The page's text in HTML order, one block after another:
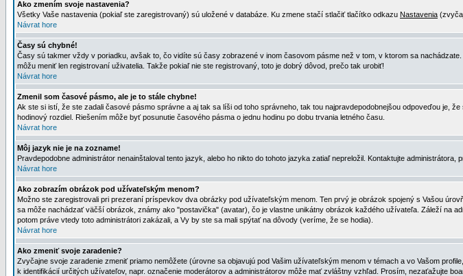
Ako zmením svoje nastavenia?
Všetky Vaše nastavenia (pokiaľ ste zaregistrovaný) sú uložené v databáze. Ku zmene stačí stlačiť tlačítko odkazu Nastavenia
Návrat hore
Časy sú chybné!
Časy sú takmer vždy v poriadku, avšak to, čo vidíte sú časy zobrazené v inom časovom pásme než v tom, v ktorom sa
môžu meniť len registrovaní uživatelia. Takže pokiaľ nie ste registrovaný, toto je dobrý dôvod, prečo tak urobiť!
Návrat hore
Zmenil som časové pásmo, ale je to stále chybne!
Ak ste si istí, že ste zadali časové pásmo správne a aj tak sa líši od toho správneho, tak tou najpravdepodobnejšou odpoveďou je,
hodinový rozdiel. Riešením môže byť posunutie časového pásma o jednu hodinu po dobu trvania letného času.
Návrat hore
Môj jazyk nie je na zozname!
Pravdepodobne administrátor nenainštaloval tento jazyk, alebo ho nikto do tohoto jazyka zatiaľ nepreložil. Kontaktujte
Návrat hore
Ako zobrazím obrázok pod užívateľským menom?
Možno ste zaregistrovali pri prezeraní príspevkov dva obrázky pod užívateľským menom. Ten prvý je obrázok spojený s Vašou
sa môže nachádzať väčší obrázok, známy ako "postavička" (avatar), čo je vlastne unikátny obrázok každého užívateľa. Záleží na
potom práve vtedy toto administrátori zakázali, a Vy by ste sa mali spýtať na dôvody (veríme, že se hodia).
Návrat hore
Ako zmeniť svoje zaradenie?
Zvyčajne svoje zaradenie zmeniť priamo nemôžete (úrovne sa objavujú pod Vašim užívateľským menom v témach a vo Vašom
k identifikácií určitých užívateľov, napr. označenie moderátorov a administrátorov môže mať zvláštny vzhľad. Prosím, nezaťažujte